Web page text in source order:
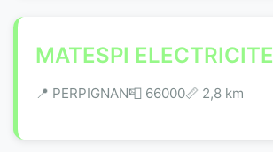
MATESPI ELECTRICITE
📍 PERPIGNAN📮 66000📏 2,8 km